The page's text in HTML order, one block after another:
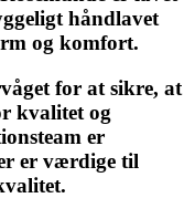
håndlavet
og komfort.
for at sikre, at
kvalitet og
er
er værdige til